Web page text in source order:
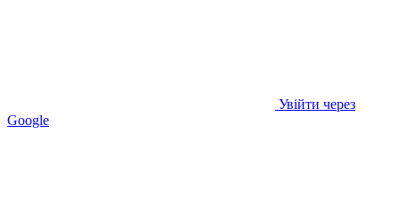
Увійти через
Google